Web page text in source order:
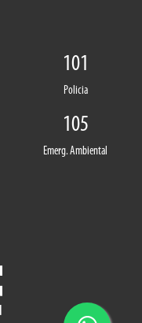
101
Policia
105
Emerg. Ambiental